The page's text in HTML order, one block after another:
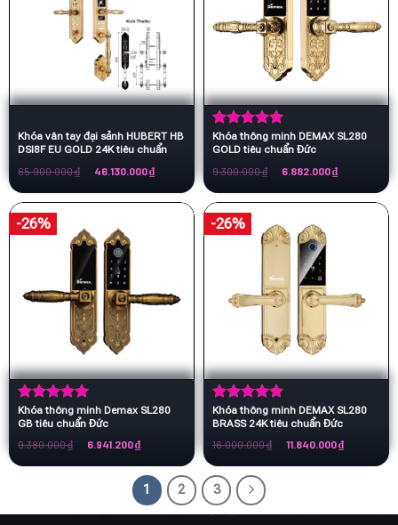
Khóa vân tay đại sảnh HUBERT HB
DSI8F EU GOLD 24K tiêu chuẩn
65.900.000₫
Giá
là:
65.900.000 ₫.
46.130.000₫Giá
hiện
tại
là:
46.130.000 ₫.
Khóa thông minh DEMAX SL280
GOLD tiêu chuẩn Đức
Được xếp
hạng5.00
5 sao
9.300.000₫
Giá
là:
9.300.000 ₫.
6.882.000₫Giá
hiện
tại
là:
6.882.000 ₫.
-26%
Khóa thông minh Demax SL280
GB tiêu chuẩn Đức
Được xếp
hạng5.00
5 sao
9.380.000₫
Giá
là:
6.941.200₫Giá
hiện
tại
là:
6.941.200 ₫.
-26%
Khóa thông minh DEMAX SL280
BRASS 24K tiêu chuẩn Đức
Được xếp
hạng5.00
5 sao
16.000.000₫
Giá
là:
11.840.000₫Giá
hiện
tại
1 2 3